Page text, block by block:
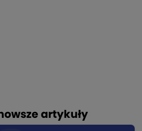
artykuły